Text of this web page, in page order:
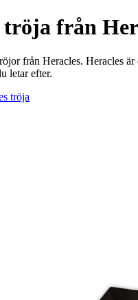
från
från Heracles. Heracles
letar efter.
tröja